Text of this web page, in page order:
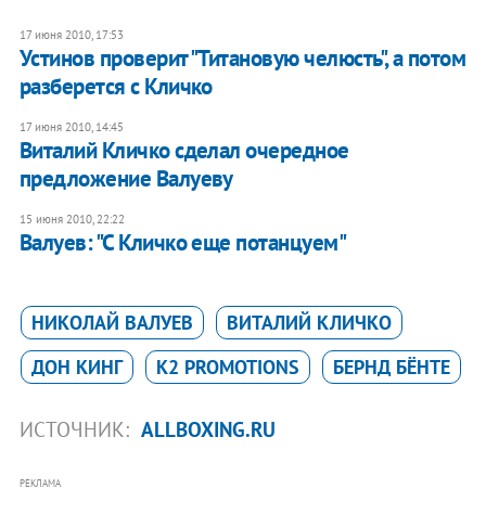
17 июня 2010, 17:53
Устинов проверит "Титановую челюсть", а потом
разберется с Кличко
17 июня 2010, 14:45
Виталий Кличко сделал очередное
предложение Валуеву
15 июня 2010, 22:22
Валуев: "С Кличко еще потанцуем"
НИКОЛАЙ ВАЛУЕВ
ВИТАЛИЙ КЛИЧКО
ДОН КИНГ
K2 PROMOTIONS БЕРНД БЁНТЕ
ИСТОЧНИК: ALLBOXING.RU
РЕКЛАМА